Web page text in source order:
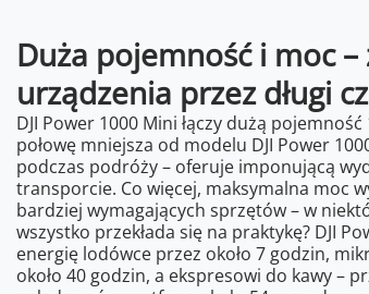
Duża pojemność i moc
urządzenia przez długi
DJI Power 1000 Mini łączy dużą
połowę mniejsza od modelu DJI Power
podczas podróży – oferuje imponującą
transporcie. Co więcej, maksymalna moc
bardziej wymagających sprzętów – w
wszystko przekłada się na praktykę? DJI
energię lodówce przez około 7 godzin,
około 40 godzin, a ekspresowi do kawy –